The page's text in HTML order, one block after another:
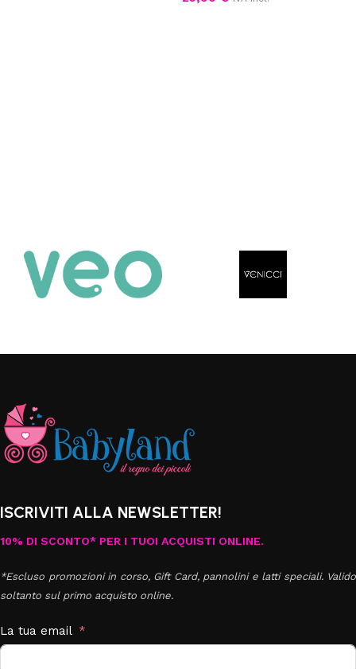
ISCRIVITI ALLA NEWSLETTER!
10% DI SCONTO* PER I TUOI ACQUISTI ONLINE.
*Escluso promozioni in corso, Gift Card, pannolini e latti speciali. Valido
soltanto sul primo acquisto online.
La tua email